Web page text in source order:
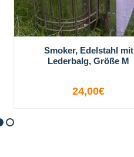
Smoker, Edelstahl mit
Lederbalg, Größe M
+
24,00€